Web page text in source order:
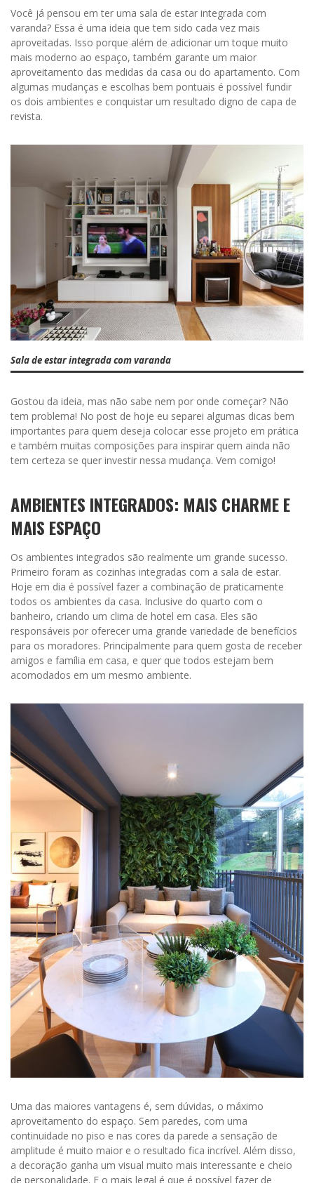
Você já pensou em ter uma sala de estar integrada com
varanda? Essa é uma ideia que tem sido cada vez mais
aproveitadas. Isso porque além de adicionar um toque muito
mais moderno ao espaço, também garante um maior
aproveitamento das medidas da casa ou do apartamento. Com
algumas mudanças e escolhas bem pontuais é possível fundir
os dois ambientes e conquistar um resultado digno de capa de
revista.
Sala de estar integrada com varanda
Gostou da ideia, mas não sabe nem por onde começar? Não
tem problema! No post de hoje eu separei algumas dicas bem
importantes para quem deseja colocar esse projeto em prática
e também muitas composições para inspirar quem ainda não
tem certeza se quer investir nessa mudança. Vem comigo!
AMBIENTES INTEGRADOS: MAIS CHARME E
MAIS ESPAÇO
Os ambientes integrados são realmente um grande sucesso.
Primeiro foram as cozinhas integradas com a sala de estar.
Hoje em dia é possível fazer a combinação de praticamente
todos os ambientes da casa. Inclusive do quarto com o
banheiro, criando um clima de hotel em casa. Eles são
responsáveis por oferecer uma grande variedade de benefícios
para os moradores. Principalmente para quem gosta de receber
amigos e família em casa, e quer que todos estejam bem
acomodados em um mesmo ambiente.
Uma das maiores vantagens é, sem dúvidas, o máximo
aproveitamento do espaço. Sem paredes, com uma
continuidade no piso e nas cores da parede a sensação de
amplitude é muito maior e o resultado fica incrível. Além disso,
a decoração ganha um visual muito mais interessante e cheio
de personalidade. E o mais legal é que é possível fazer de